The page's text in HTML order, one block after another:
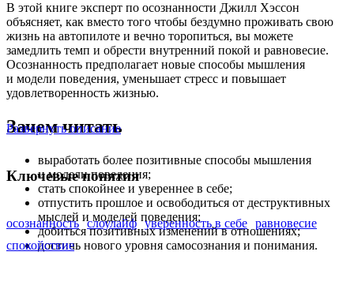
В этой книге эксперт по осознанности Джилл Хэссон
объясняет, как вместо того чтобы бездумно проживать свою
жизнь на автопилоте и вечно торопиться, вы можете
замедлить темп и обрести внутренний покой и равновесие.
Осознанность предполагает новые способы мышления
и модели поведения, уменьшает стресс и повышает
удовлетворенность жизнью.
Зачем читать
выработать более позитивные способы мышления
и модели поведения;
стать спокойнее и увереннее в себе;
отпустить прошлое и освободиться от деструктивных
мыслей и моделей поведения;
добиться позитивных изменений в отношениях;
достичь нового уровня самосознания и понимания.
Развернуть описание
Ключевые понятия
осознанность слоулайф уверенность в себе равновесие
спокойствие